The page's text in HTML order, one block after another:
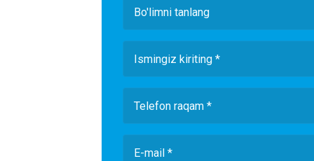
Bo'limni tanlang